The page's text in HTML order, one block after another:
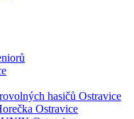
hasičů Ostravice
Ostravice